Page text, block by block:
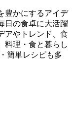
豊かにするアイデ
日の食卓に大活躍
アやトレンド、食
料理・食と暮らし
簡単レシピも多